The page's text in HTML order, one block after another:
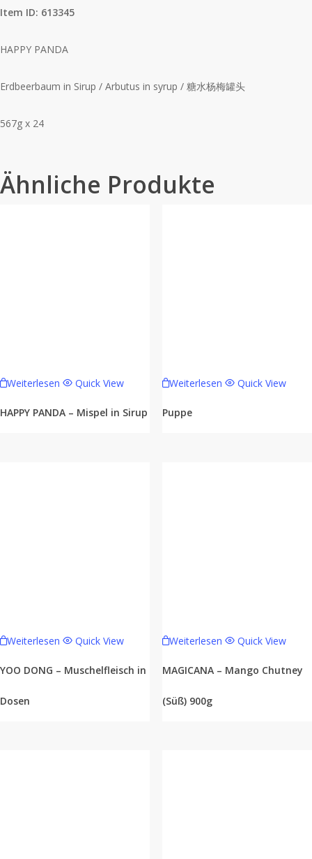
Item ID: 613345
HAPPY PANDA
Erdbeerbaum in Sirup / Arbutus in syrup / 糖水杨梅罐头
567g x 24
Ähnliche Produkte
Weiterlesen Quick View
HAPPY PANDA – Mispel in Sirup
Weiterlesen Quick View
Puppe
Weiterlesen Quick View
YOO DONG – Muschelfleisch in
Dosen
Weiterlesen Quick View
MAGICANA – Mango Chutney
(Süß) 900g